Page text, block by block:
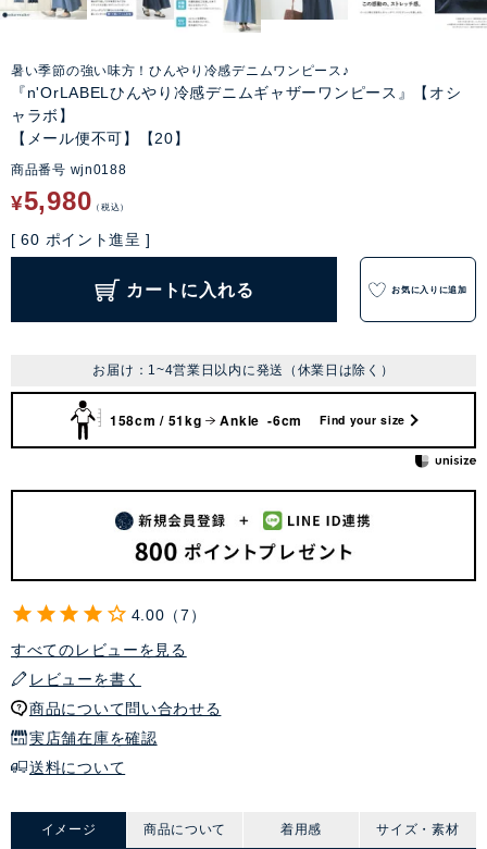
暑い季節の強い味方！ひんやり冷感デニムワンピース♪
『n'OrLABELひんやり冷感デニムギャザーワンピース』【オシ
ャラボ】
【メール便不可】【20】
商品番号 wjn0188
¥5,980 税込
[ 60 ポイント進呈 ]
カートに入れる お気に入りに追加
お届け：1~4営業日以内に発送（休業日は除く）
158cm / 51kg Ankle -6cm Find your size
4.00
7
すべてのレビューを見る
レビューを書く
商品について問い合わせる
実店舗在庫を確認
送料について
イメージ 商品について 着用感 サイズ・素材